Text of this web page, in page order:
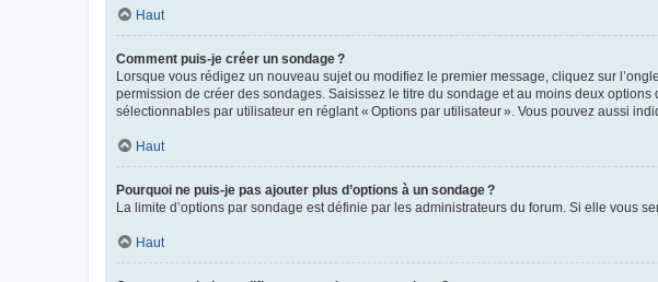
Haut
Comment puis-je créer un sondage ?
Lorsque vous rédigez un nouveau sujet ou modifiez le premier message, cliquez sur
permission de créer des sondages. Saisissez le titre du sondage et au moins deux
sélectionnables par utilisateur en réglant « Options par utilisateur ». Vous pouvez aussi
Haut
Pourquoi ne puis-je pas ajouter plus d’options à un sondage ?
La limite d’options par sondage est définie par les administrateurs du forum. Si elle vous
Haut